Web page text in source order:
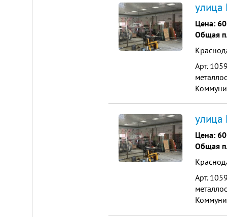
улица
Цена:
Общая
Арт.
улица
Цена:
Общая
Арт.